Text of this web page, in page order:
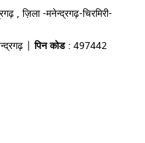
, ज़िला -मनेन्द्रगढ़-चिरमिरी-
|पिन कोड: 497442